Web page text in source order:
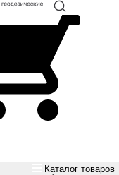
Каталог товаров